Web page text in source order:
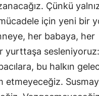
Çünkü
için yeni bir
her babaya, her
yurttaşa
bu halkın
etmeyeceğiz.